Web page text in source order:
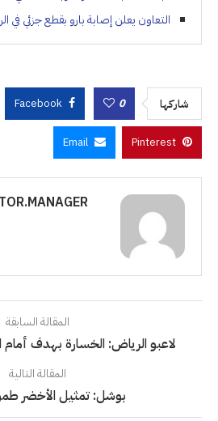
التعاون يعلن إصابة بارو بقطع جزئي في
شاركها 0
Facebook
Pinterest
Email
المقالة السابقة
لاعبو الرياض: الخسارة بهدف
المقالة التالية
بوشل: تمثيل الأخضر